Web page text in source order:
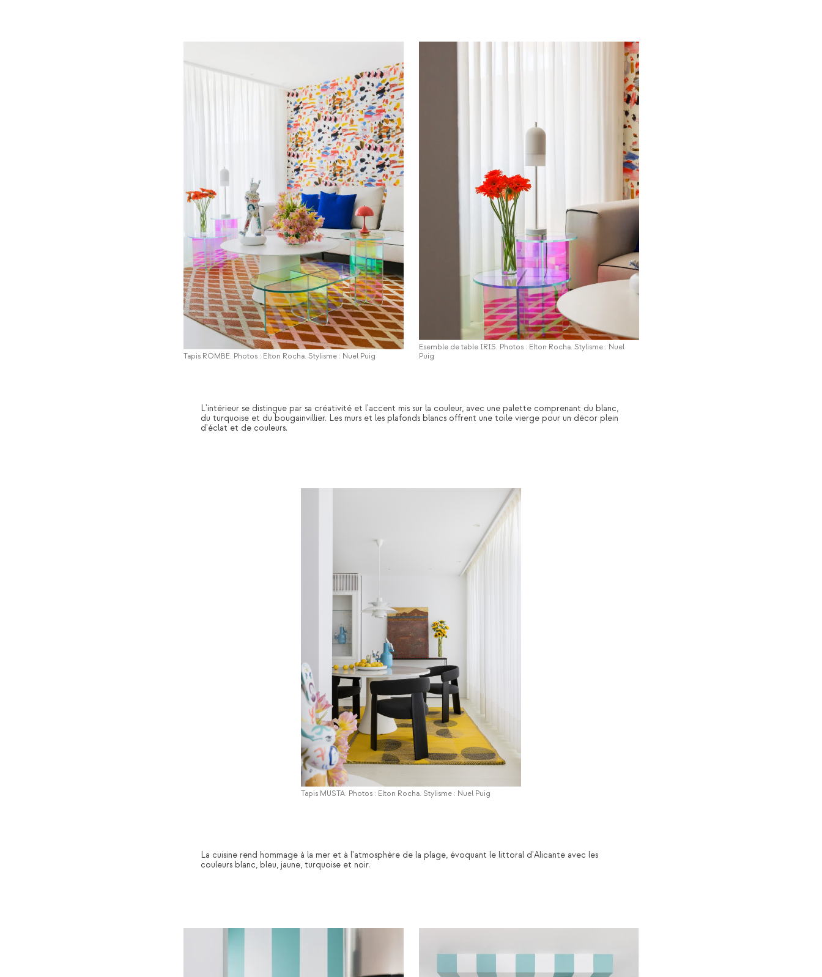
Tapis ROMBE. Photos : Elton Rocha. Stylisme : Nuel Puig
Esemble de table IRIS. Photos : Elton Rocha. Stylisme : Nuel
Puig
L'intérieur se distingue par sa créativité et l'accent mis sur la couleur, avec une palette comprenant du blanc,
du turquoise et du bougainvillier. Les murs et les plafonds blancs offrent une toile vierge pour un décor plein
d'éclat et de couleurs.
Tapis MUSTA. Photos : Elton Rocha. Stylisme : Nuel Puig
La cuisine rend hommage à la mer et à l'atmosphère de la plage, évoquant le littoral d'Alicante avec les
couleurs blanc, bleu, jaune, turquoise et noir.